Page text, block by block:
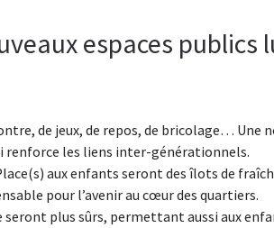
espaces publics
de jeux, de repos, de bricolage… Une
renforce les liens inter-générationnels.
aux enfants seront des îlots de
pour l’avenir au cœur des quartiers.
seront plus sûrs, permettant aussi aux